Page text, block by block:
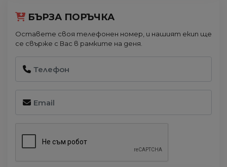
БЪРЗА ПОРЪЧКА
Оставете своя телефонен номер, и нашият екип ще
се свърже с Вас в рамките на деня.